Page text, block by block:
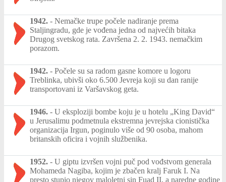
1942. - Nemačke trupe počele nadiranje prema
Staljingradu, gde je vođena jedna od najvećih bitaka
Drugog svetskog rata. Završena 2. 2. 1943. nemačkim
porazom.
1942. - Počele su sa radom gasne komore u logoru
Treblinka, ubivši oko 6.500 Jevreja koji su dan ranije
transportovani iz Varšavskog geta.
1946. - U eksploziji bombe koju je u hotelu „King David“
u Jerusalimu podmetnula ekstremna jevrejska cionistička
organizacija Irgun, poginulo više od 90 osoba, mahom
britanskih oficira i vojnih službenika.
1952. - U giptu izvršen vojni puč pod vođstvom generala
Mohameda Nagiba, kojim je zbačen kralj Faruk I. Na
presto stupio njegov maloletni sin Fuad II, a naredne godine